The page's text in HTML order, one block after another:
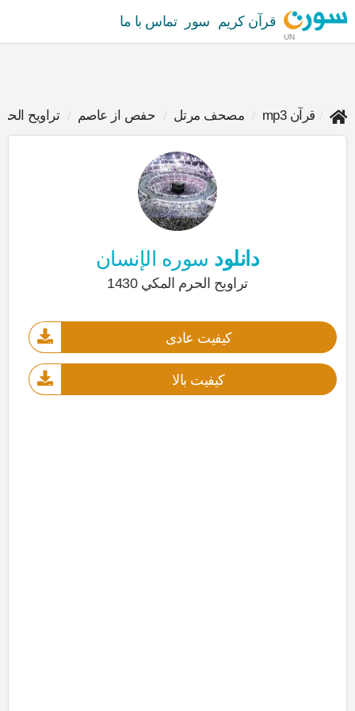
UN
قرآن کریم سور تماس با ما
قرآن mp3 مصحف مرتل حفص از عاصم تراويح
دانلود سوره الإنسان
تراويح الحرم المكي 1430
کیفیت عادی
کیفیت بالا